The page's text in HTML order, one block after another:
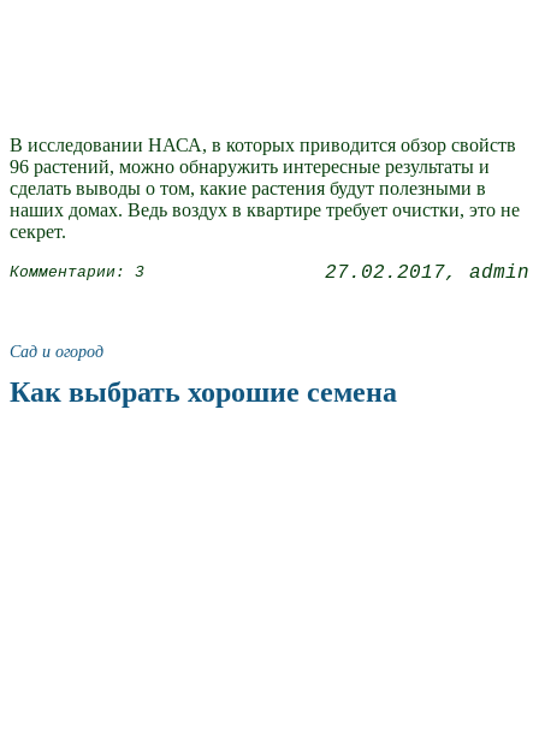
В исследовании НАСА, в которых приводится обзор свойств
96 растений, можно обнаружить интересные результаты и
сделать выводы о том, какие растения будут полезными в
наших домах. Ведь воздух в квартире требует очистки, это не
секрет.
Комментарии: 3 27.02.2017 admin
Сад и огород
Как выбрать хорошие семена